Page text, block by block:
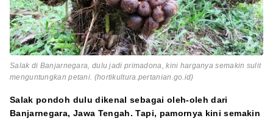
Salak di Banjarnegara, dulu jadi primadona, kini harganya semakin sulit
menguntungkan petani. (hortikultura.pertanian.go.id)
Salak pondoh dulu dikenal sebagai oleh-oleh dari
Banjarnegara, Jawa Tengah. Tapi, pamornya kini semakin